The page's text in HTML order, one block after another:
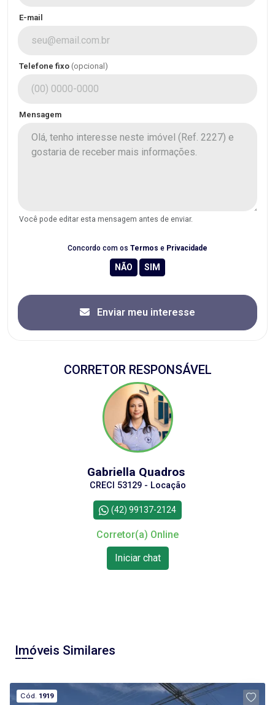
E-mail
Telefone fixo (opcional)
Mensagem
Você pode editar esta mensagem antes de enviar.
Concordo com os Termos e Privacidade
Enviar meu interesse
CORRETOR RESPONSÁVEL
Gabriella Quadros
CRECI 53129 - Locação
(42) 99137-2124
Corretor(a) Online
Iniciar chat
Imóveis Similares
Cód. 1919